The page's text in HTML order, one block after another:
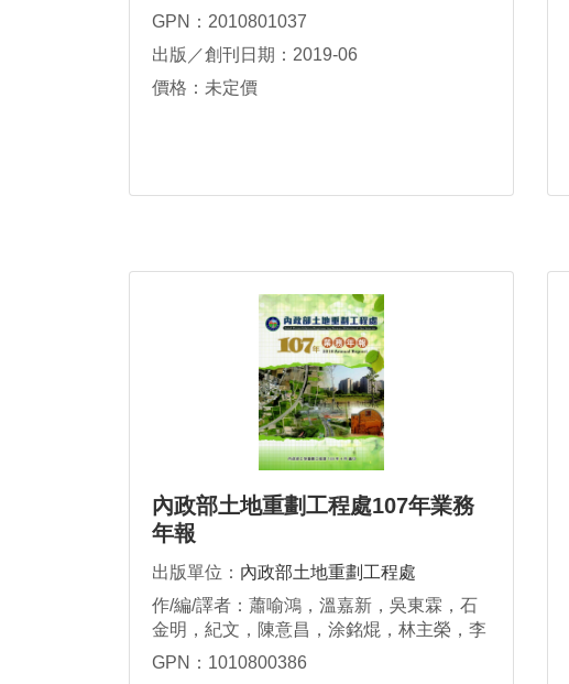
GPN：2010801037
出版／創刊日期：2019-06
價格：未定價
內政部土地重劃工程處107年業務
年報
出版單位： 內政部土地重劃工程處
作/編/譯者：蕭喻鴻，溫嘉新，吳東霖，石
金明，紀文，陳意昌，涂銘焜，林主榮，李
鳳英，李金松，許旭助
GPN：1010800386